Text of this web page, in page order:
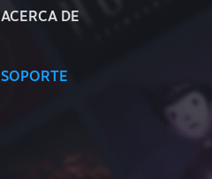
ACERCA DE
SOPORTE